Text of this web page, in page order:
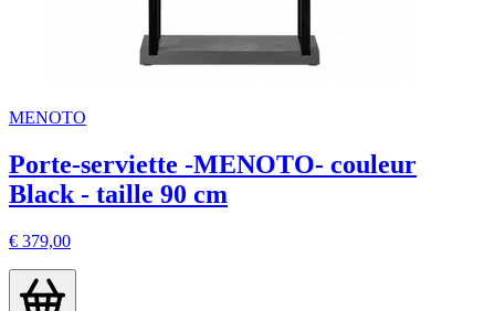
MENOTO
Porte-serviette -MENOTO- couleur
Black - taille 90 cm
€ 379,00